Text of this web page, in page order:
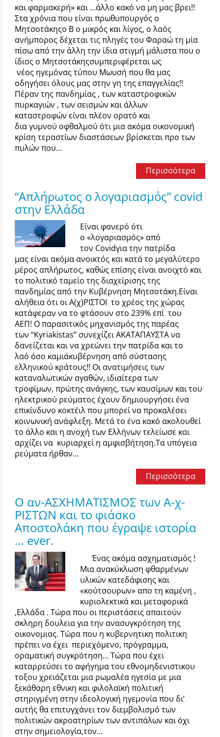
και φαρμακερή» και …άλλο κακό να μη μας βρει!!
Στα χρόνια που είναι πρωθυπουργός ο
Μητσοτάκηςο Β ο μικρός και λίγος, ο λαός
ανήμπορος δέχεται τις πληγές του Φαραώ τη μία
πίσω από την άλλη την ίδια στιγμή μάλιστα που ο
ίδιος ο Μητσοτάκηςσυμπεριφέρεται ως
νέος ηγεμόνας τύπου Μωυσή που θα μας
οδηγήσει όλους μας στην γη της επαγγελίας!!
Πέραν της πανδημίας , των καταστροφικών
πυρκαγιών , των σεισμών και άλλων
καταστροφών είναι πλέον ορατό και
δια γυμνού οφθαλμού ότι μια ακόμα οικονομική
κρίση τεραστίων διαστάσεων βρίσκεται προ των
πυλών που...
Περισσότερα
“Απλήρωτος ο λογαριασμός” covid
στην Ελλάδα
Είναι φανερό ότι
ο «λογαριασμός» από
τον Covidγια την πατρίδα
μας είναι ακόμα ανοικτός και κατά το μεγαλύτερο
μέρος απλήρωτος, καθώς επίσης είναι ανοιχτό και
το πολιτικό ταμείο της διαχείρισης της
πανδημίας από την Κυβέρνηση Μητσοτάκη.Είναι
αλήθεια ότι οι Α(χ)ΡΙΣΤΟΙ το χρέος της χώρας
κατάφεραν να το φτάσουν στο 239% επί του
ΑΕΠ! Ο παρασιτικός μηχανισμός της παρέας
των “Κyriakistas” συνεχίζει ΑΚΑΤΑΠΑΥΣΤΑ να
δανείζεται και να χρεώνει την πατρίδα και το
λαό όσο καμιάκυβέρνηση από σύστασης
ελληνικού κράτους!! Οι ανατιμήσεις των
καταναλωτικών αγαθών, ιδιαίτερα των
τροφίμων, πρώτης ανάγκης, των καυσίμων και του
ηλεκτρικού ρεύματος έχουν δημιουργήσει ένα
επικίνδυνο κοκτέιλ που μπορεί να προκαλέσει
κοινωνική ανάφλεξη. Μετά το ένα κακό ακολουθεί
το άλλο και η ανοχή των Ελλήνων τελείωσε και
αρχίζει να κυριαρχεί η αμφισβήτηση.Τα υπόγεια
ρεύματα ήρθαν...
Περισσότερα
Ο αν-ΑΣΧΗΜΑΤΙΣΜΟΣ των Α-χ-
ΡΙΣΤΩΝ και το φιάσκο
Αποστολάκη που έγραψε ιστορία
… ever.
Ένας ακόμα ασχηματισμός !
Μια ανακύκλωση φθαρμένων
υλικών κατεδάφισης και
«κούτσουρων» απο τη καμένη ,
κυριολεκτικά και μεταφορικά
,Ελλάδα . Τώρα που οι περιστάσεις απαιτούν
σκληρη δουλεια για την ανασυγκρότηση της
οικονομιας. Τώρα που η κυβερνητικη πολιτικη
πρέπει να έχει περιεχόμενο, πρόγραμμα,
οραματική συγκρότηση… Τώρα που έχει
καταρρεύσει το αφήγημα του εθνομηδενιστικου
τοξου χρειάζεται μια ρωμαλέα ηγεσία με μια
ξεκάθαρη εθνικη και φιλολαϊκή πολιτική
στηριγμένη στην ιδεολογική ηγεμονία που δι’
αυτής θα επιτυγχάνει τον διεμβολισμό των
πολιτικών ακροατηρίων των αντιπάλων και όχι
στην σημειολογία,τον...